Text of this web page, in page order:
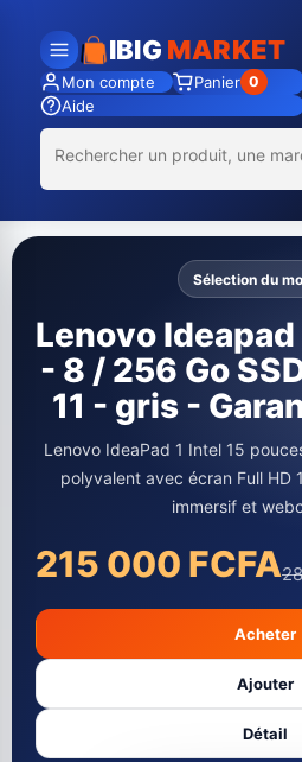
IBIG MARKET
Mon compte Panier 0
Aide
Sélection du
Canon
d'encre
Paquet A4 -
pages en
pages en
L’imprimante Canon G3410 et
multifonctions qui font partie de
imprimantes
90 000 FCFA110
Acheter
Ajouter